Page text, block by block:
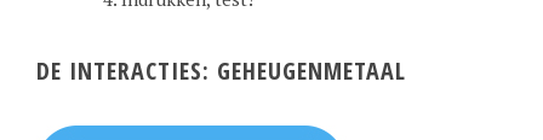
DE INTERACTIES: GEHEUGENMETAAL